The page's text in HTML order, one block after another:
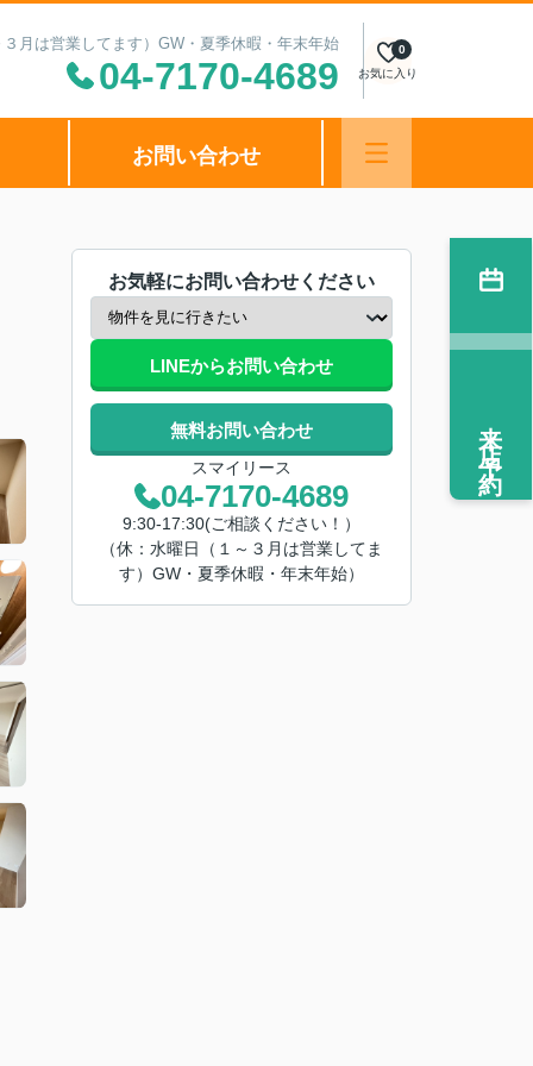
月は営業してます）GW・夏季休暇・年末年始
04-7170-4689 お気に入り
0
お問い合わせ
お気軽にお問い合わせください
LINEからお問い合わせ
無料お問い合わせ
スマイリース
04-7170-4689
9:30-17:30(ご相談ください！）
（休：水曜日（１～３月は営業してま
す）GW・夏季休暇・年末年始）
来店予約